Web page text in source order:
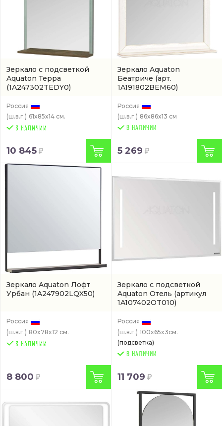
Зеркало с подсветкой
Aquaton Терра
(1A247302TEDY0)
Россия
(ш.в.г.) 61x85x14 см.
10 845
Зеркало Aquaton
Беатриче (арт.
1A191802BEM60)
Россия
(ш.в.г.) 86x86x13 см
В НАЛИЧИИ
5 269
Зеркало Aquaton Лофт
Урбан (1A247902LQX50)
Россия
(ш.в.г.) 80x78x12 см.
8 800
Зеркало с подсветкой
Aquaton Отель (артикул
1A107402OT010)
Россия
(ш.в.г.) 100x65x3см.
(подсветка)
В НАЛИЧИИ
11 709